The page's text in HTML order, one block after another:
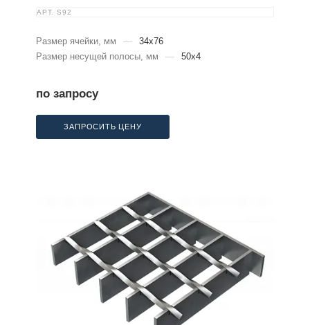
АРТ. S92
Размер ячейки, мм —
34x76
Размер несущей полосы, мм
— 50x4
по запросу
ЗАПРОСИТЬ ЦЕНУ